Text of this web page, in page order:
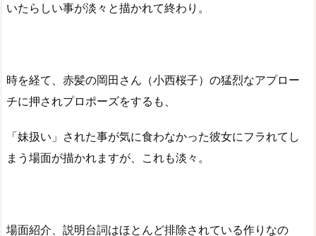
いたらしい事が淡々と描かれて終わり。
時を経て、赤髪の岡田さん（小西桜子）の猛烈なアプロー
チに押されプロポーズをするも、
「妹扱い」された事が気に食わなかった彼女にフラれてし
まう場面が描かれますが、これも淡々。
場面紹介、説明台詞はほとんど排除されている作りなの